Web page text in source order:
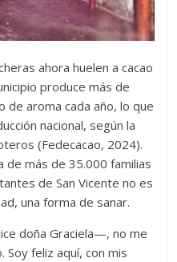
ahora huelen a cacao
produce más de
de aroma cada año, lo que
nacional, según la
(Fedecacao, 2024).
de más de 35.000 familias
de San Vicente no es
una forma de sanar.
doña Graciela—, no me
Soy feliz aquí, con mis